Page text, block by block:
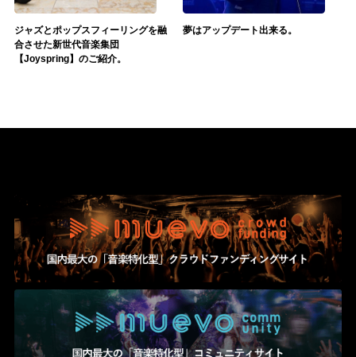
ジャズとポップスフィーリングを融
合させた新世代音楽集団
【Joyspring】のご紹介。
夢はアップデート出来る。